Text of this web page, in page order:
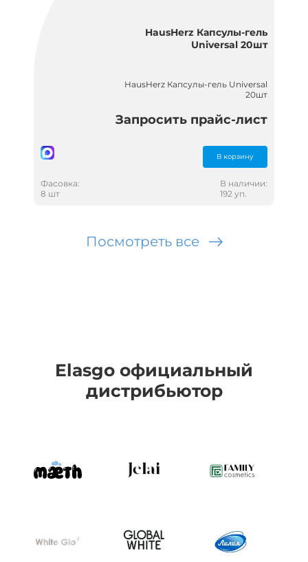
HausHerz Капсулы-гель
Universal 20шт
HausHerz Капсулы-гель Universal
20шт
Запросить прайс-лист
В корзину
Фасовка:
8 шт
В наличии:
192 уп.
Посмотреть все
Elasgo официальный
дистрибьютор